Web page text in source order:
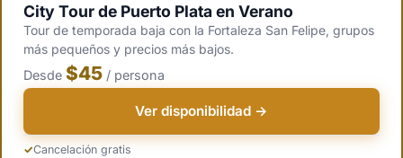
seguridad.
City Tour de Puerto Plata en Verano
Tour de temporada baja con la Fortaleza San Felipe, grupos
más pequeños y precios más bajos.
Desde $45 / persona
Ver disponibilidad →
Cancelación gratis